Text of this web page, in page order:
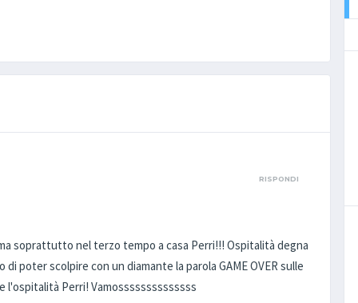
RISPONDI
soprattutto nel terzo tempo a casa Perri!!! Ospitalità degna
poter scolpire con un diamante la parola GAME OVER sulle
l'ospitalità Perri! Vamossssssssssssss